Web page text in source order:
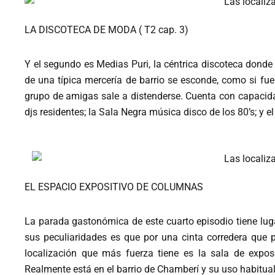
LA DISCOTECA DE MODA ( T2 cap. 3)
Y el segundo es Medias Puri, la céntrica discoteca
de una típica mercería de barrio se esconde, como si
grupo de amigas sale a distenderse. Cuenta con
djs residentes; la Sala Negra música disco de los 80’s; y
EL ESPACIO EXPOSITIVO DE COLUMNAS
La parada gastonómica de este cuarto episodio tiene
sus peculiaridades es que por una cinta corredera
localización que más fuerza tiene es la sala de
Realmente está en el barrio de Chamberí y su uso